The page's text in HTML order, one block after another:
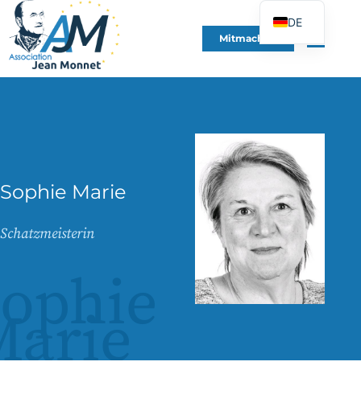
Mitmachen
Sophie Marie
Schatzmeisterin
DE
FR
EN
PT
PL
UK